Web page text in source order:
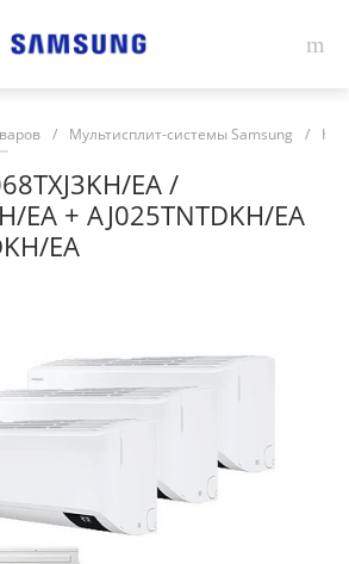
/ Мультисплит-системы Samsung /
EA /
EA + AJ025TNTDKH/EA
EA